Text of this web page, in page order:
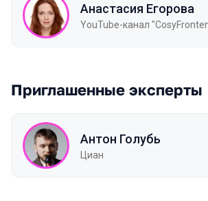
Анастасия Егорова
YouTube-канал
Приглашенные эксперты
Антон Голубь
Циан